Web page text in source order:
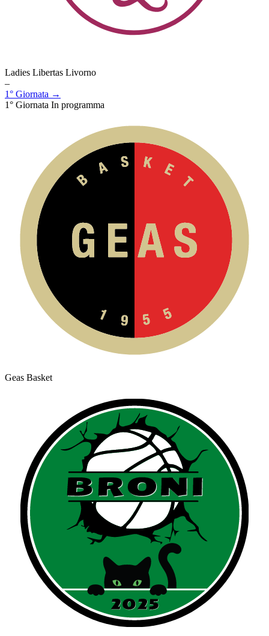
Ladies Libertas Livorno
–
1° Giornata →
1° Giornata In programma
Geas Basket